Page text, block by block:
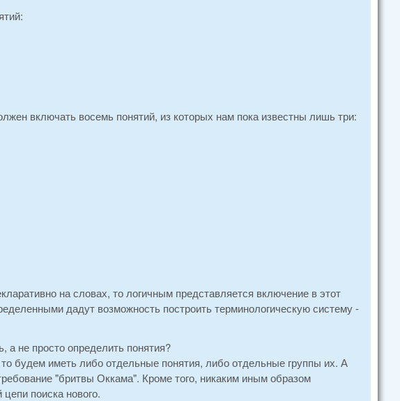
включать восемь понятий, из которых нам пока известны лишь три:
на словах, то логичным представляется включение в этот
дадут возможность построить терминологическую систему -
а не просто определить понятия?
будем иметь либо отдельные понятия, либо отдельные группы их. А
"бритвы Оккама". Кроме того, никаким иным образом
поиска нового.